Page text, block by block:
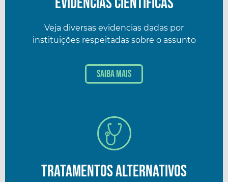
Veja diversas evidencias dadas por
instituições respeitadas sobre o assunto
Saiba mais
Tratamentos alternativos